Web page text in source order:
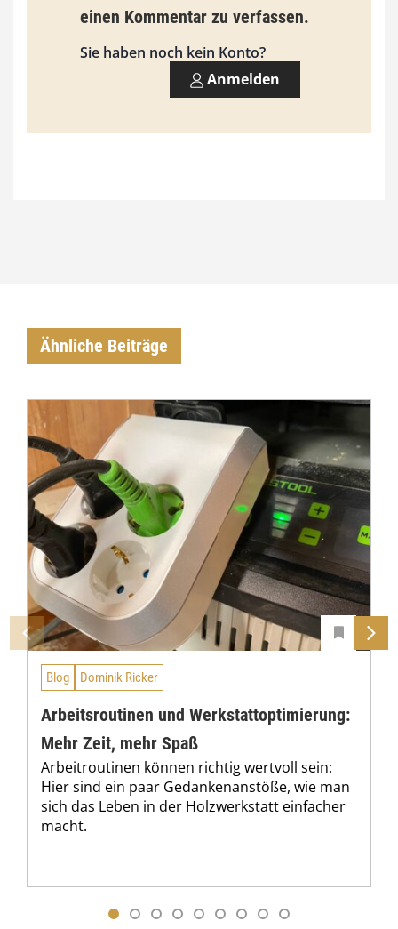
einen Kommentar zu verfassen.
Sie haben noch kein Konto?
Anmelden
Ähnliche Beiträge
Blog Dominik Ricker
Arbeitsroutinen und Werkstattoptimierung:
Mehr Zeit, mehr Spaß
Arbeitroutinen können richtig wertvoll sein:
Hier sind ein paar Gedankenanstöße, wie man
sich das Leben in der Holzwerkstatt einfacher
macht.